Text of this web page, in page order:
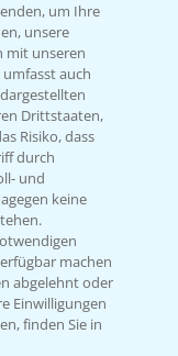
um Ihre
unsere
mit unseren
auch
Drittstaaten,
Risiko, dass
durch
und
keine
machen
abgelehnt oder
Einwilligungen
finden Sie in